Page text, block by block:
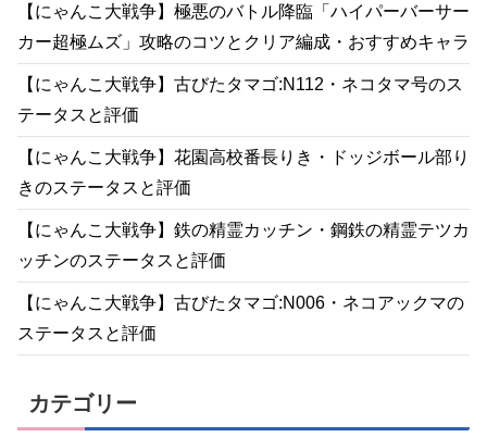
【にゃんこ大戦争】極悪のバトル降臨「ハイパーバーサー
カー超極ムズ」攻略のコツとクリア編成・おすすめキャラ
【にゃんこ大戦争】古びたタマゴ:N112・ネコタマ号のス
テータスと評価
【にゃんこ大戦争】花園高校番長りき・ドッジボール部り
きのステータスと評価
【にゃんこ大戦争】鉄の精霊カッチン・鋼鉄の精霊テツカ
ッチンのステータスと評価
【にゃんこ大戦争】古びたタマゴ:N006・ネコアックマの
ステータスと評価
カテゴリー